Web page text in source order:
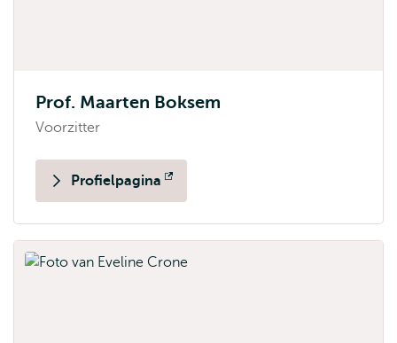
Prof. Maarten Boksem
Voorzitter
Profielpagina
Opent